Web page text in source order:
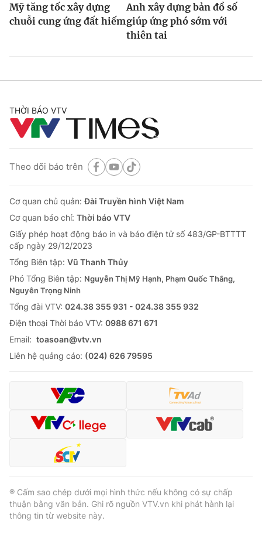
Mỹ tăng tốc xây dựng
chuỗi cung ứng đất hiếm
Anh xây dựng bản đồ số
giúp ứng phó sớm với
thiên tai
THỜI BÁO VTV
Theo dõi báo trên
Cơ quan chủ quản:Đài Truyền hình Việt Nam
Cơ quan báo chí: Thời báo VTV
Giấy phép hoạt động báo in và báo điện tử số 483/GP-BTTTT
cấp ngày 29/12/2023
Tổng Biên tập: Vũ Thanh Thủy
Phó Tổng Biên tập: Nguyễn Thị Mỹ Hạnh, Phạm Quốc Thắng,
Nguyễn Trọng Ninh
Tổng đài VTV: 024.38 355 931 - 024.38 355 932
Ðiện thoại Thời báo VTV: 0988 671 671
Email: toasoan@vtv.vn
Liên hệ quảng cáo: (024) 626 79595
® Cấm sao chép dưới mọi hình thức nếu không có sự chấp
thuận bằng văn bản. Ghi rõ nguồn VTV.vn khi phát hành lại
thông tin từ website này.